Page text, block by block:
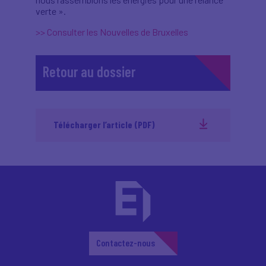
verte ».
>> Consulter les Nouvelles de Bruxelles
Retour au dossier
Télécharger l’article (PDF)
Contactez-nous